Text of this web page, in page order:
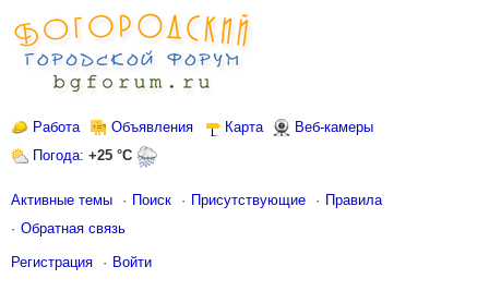
Работа Объявления Карта
Веб-камеры
Погода: +25 °C
Активные темы Поиск Присутствующие
Правила
Обратная связь
Регистрация Войти